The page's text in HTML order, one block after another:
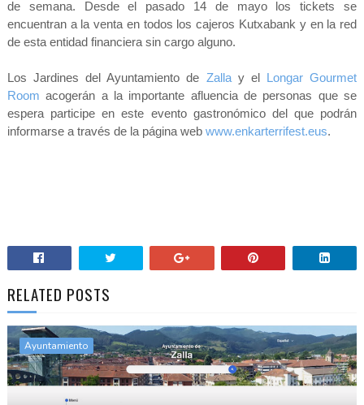
de semana. Desde el pasado 14 de mayo los tickets se
encuentran a la venta en todos los cajeros Kutxabank y en la red
de esta entidad financiera sin cargo alguno.
Los Jardines del Ayuntamiento de Zallay el Longar Gourmet
Room acogerán a la importante afluencia de personas que se
espera participe en este evento gastronómico del que podrán
informarse a través de la página web www.enkarterrifest.eus.
RELATED POSTS
Ayuntamiento